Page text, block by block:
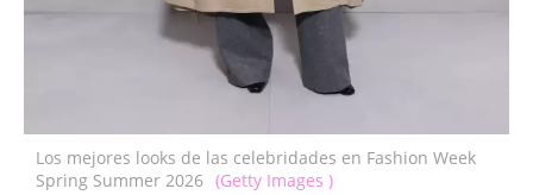
Los mejores looks de las celebridades en Fashion Week
Spring Summer 2026 (Getty Images )